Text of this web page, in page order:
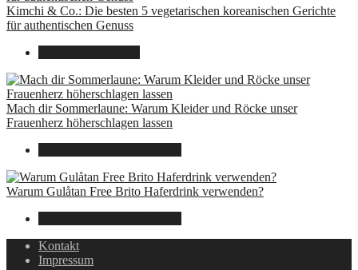
Kimchi & Co.: Die besten 5 vegetarischen koreanischen Gerichte
für authentischen Genuss
Mach dir Sommerlaune: Warum Kleider und Röcke unser
Frauenherz höherschlagen lassen
Warum Gulåtan Free Brito Haferdrink verwenden?
Kontakt
Impressum